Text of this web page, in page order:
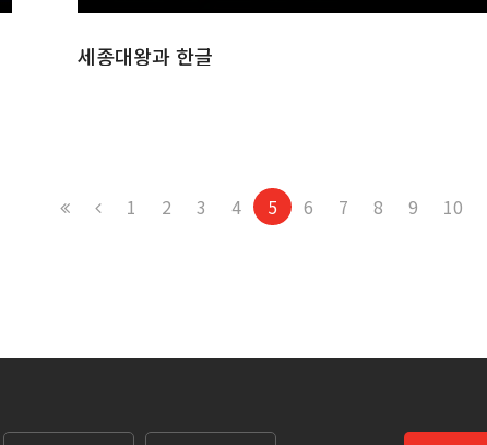
세종대왕과 한글
1 2 3 4 5 6 7 8 9 10